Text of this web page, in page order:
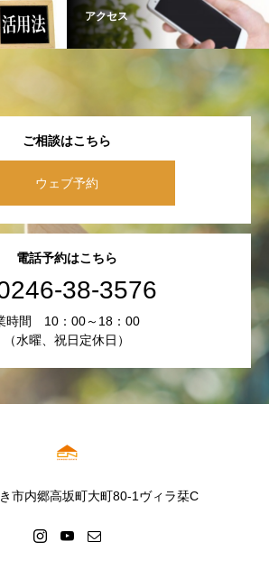
アクセス
ご相談はこちら
ウェブ予約
電話予約はこちら
38-3576
時間 10：00～18：00
（水曜、祝日定休日）
市内郷高坂町大町80-1ヴィラ栞C